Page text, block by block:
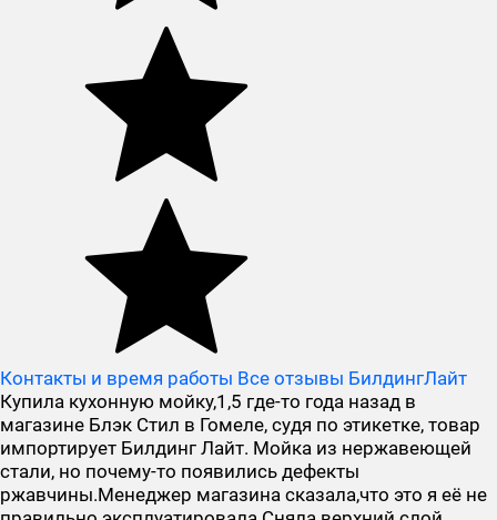
Контакты и время работы Все отзывы БилдингЛайт
Купила кухонную мойку,1,5 где-то года назад в
магазине Блэк Стил в Гомеле, судя по этикетке, товар
импортирует Билдинг Лайт. Мойка из нержавеющей
стали, но почему-то появились дефекты
ржавчины.Менеджер магазина сказала,что это я её не